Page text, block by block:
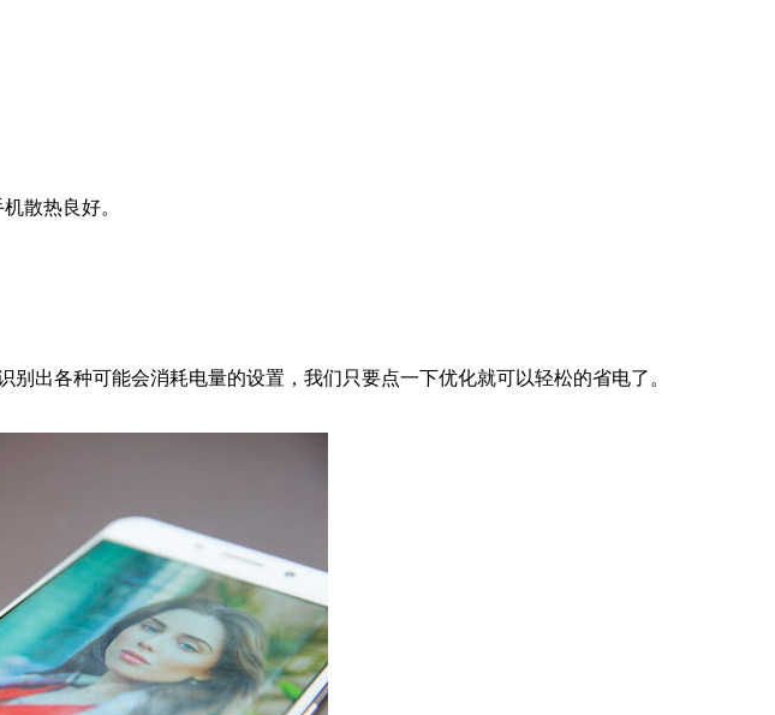
散热良好。
各种可能会消耗电量的设置，我们只要点一下优化就可以轻松的省电了。